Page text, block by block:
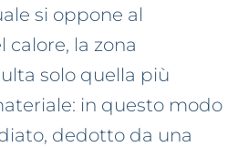
si oppone al
calore, la zona
solo quella più
in questo modo
dedotto da una